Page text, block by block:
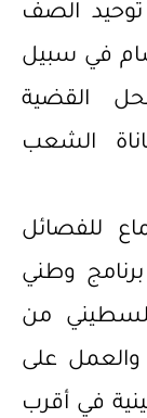
توحيد الصف
في سبيل
القضية
الشعب
للفصائل
وطني
من
والعمل على
في أقرب